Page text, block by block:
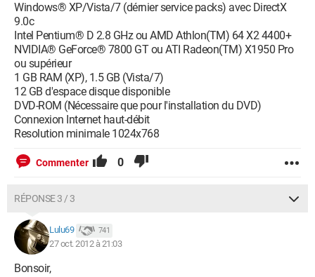
Windows® XP/Vista/7 (dérnier service packs) avec DirectX
9.0c
Intel Pentium® D 2.8 GHz ou AMD Athlon(TM) 64 X2 4400+
NVIDIA® GeForce® 7800 GT ou ATI Radeon(TM) X1950 Pro
ou supérieur
1 GB RAM (XP), 1.5 GB (Vista/7)
12 GB d'espace disque disponible
DVD-ROM (Nécessaire que pour l'installation du DVD)
Connexion Internet haut-débit
Resolution minimale 1024x768
Commenter 0
RÉPONSE 3 / 3
Lulu69 741
27 oct. 2012 à 21:03
Bonsoir,